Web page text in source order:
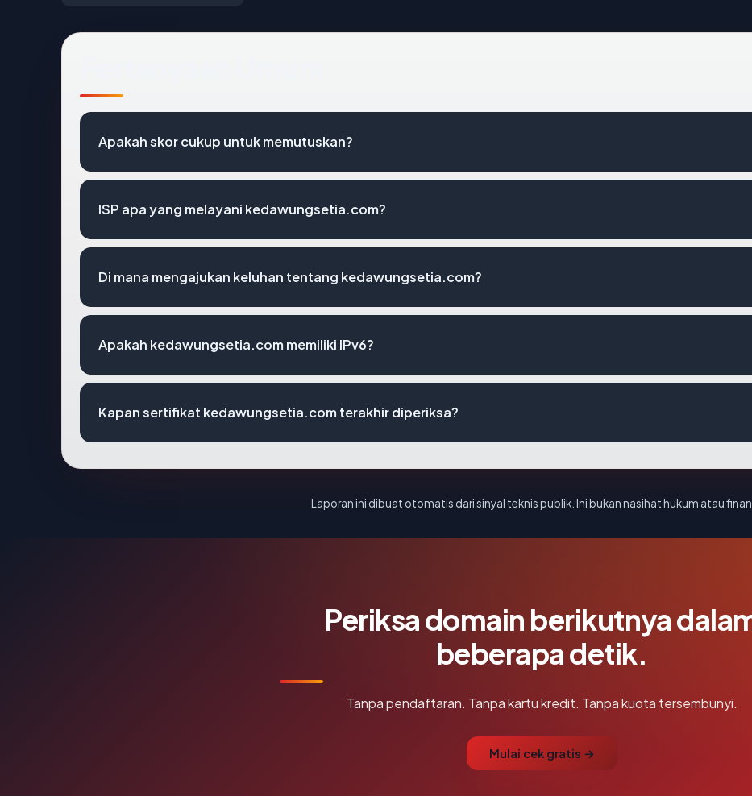
Apakah skor cukup untuk memutuskan?
ISP apa yang melayani kedawungsetia.com?
Di mana mengajukan keluhan tentang kedawungsetia.com?
Apakah kedawungsetia.com memiliki IPv6?
Kapan sertifikat kedawungsetia.com terakhir diperiksa?
Laporan ini dibuat otomatis dari sinyal teknis publik. Ini bukan nasihat hukum atau
Periksa domain berikutnya
beberapa detik.
Tanpa pendaftaran. Tanpa kartu kredit. Tanpa kuota tersembunyi.
Mulai cek gratis →